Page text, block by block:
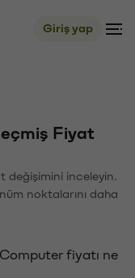
Giriş yap
Fiyat
değişimini inceleyin.
noktalarını daha
fiyatı ne